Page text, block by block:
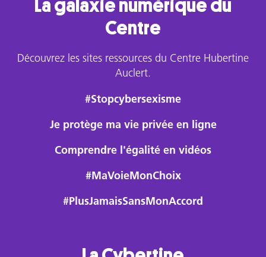
La galaxie numérique du
Centre
Découvrez les sites ressources du Centre Hubertine
Auclert.
#Stopcybersexisme
Je protège ma vie privée en ligne
Comprendre l'égalité en vidéos
#MaVoieMonChoix
#PlusJamaisSansMonAccord